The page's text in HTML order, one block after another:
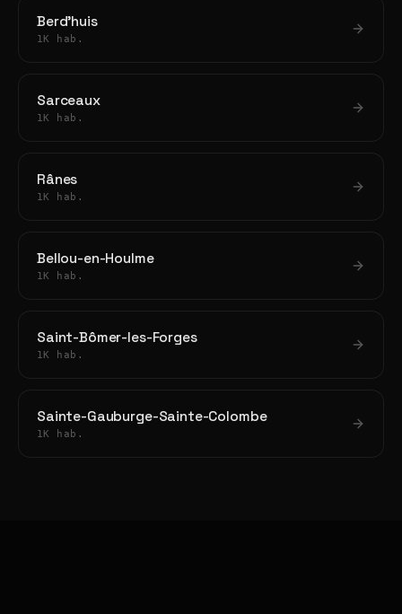
Berd'huis
1K hab.
Sarceaux
1K hab.
Rânes
1K hab.
Bellou-en-Houlme
1K hab.
Saint-Bômer-les-Forges
1K hab.
Sainte-Gauburge-Sainte-Colombe
1K hab.